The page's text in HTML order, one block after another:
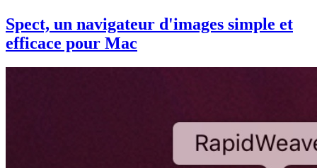
Spect, un navigateur d'images simple et
efficace pour Mac